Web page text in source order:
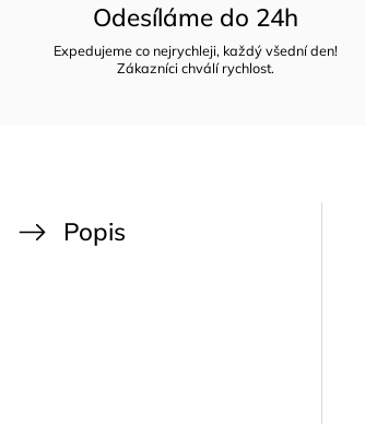
Odesíláme do 24h
Expedujeme co nejrychleji, každý všední den!
Zákazníci chválí rychlost.
Popis